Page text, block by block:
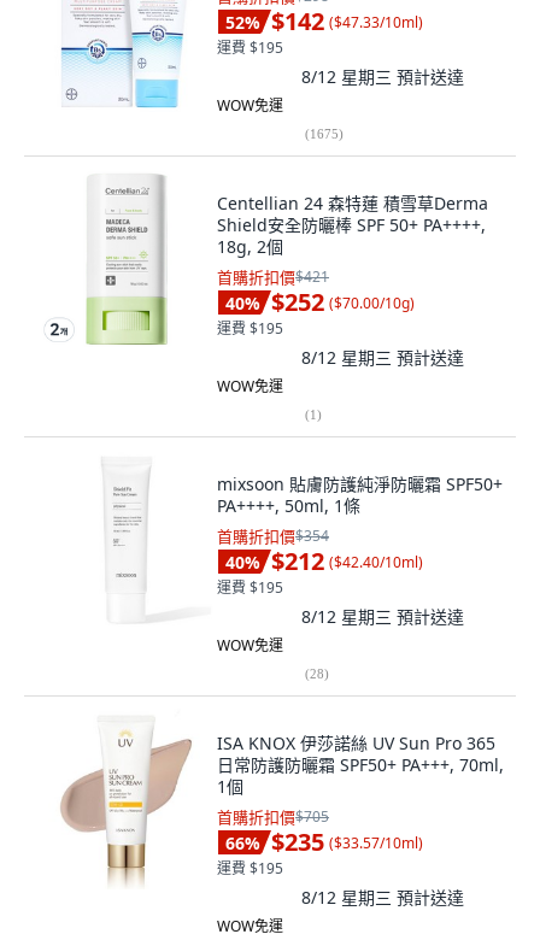
52% $142 ($47.33/10ml)
運費 $195
8/12 星期三 預計送達
WOW免運
(1675)
Centellian 24 森特蓮 積雪草Derma
Shield安全防曬棒 SPF 50+ PA++++,
18g, 2個
首購折扣價$421
40% $252 ($70.00/10g)
運費 $195
8/12 星期三 預計送達
WOW免運
(1)
mixsoon 貼膚防護純淨防曬霜 SPF50+
PA++++, 50ml, 1條
首購折扣價$354
40% $212 ($42.40/10ml)
運費 $195
8/12 星期三 預計送達
WOW免運
(28)
ISA KNOX 伊莎諾絲 UV Sun Pro 365
日常防護防曬霜 SPF50+ PA+++, 70ml,
1個
首購折扣價$705
66% $235 ($33.57/10ml)
運費 $195
8/12 星期三 預計送達
WOW免運